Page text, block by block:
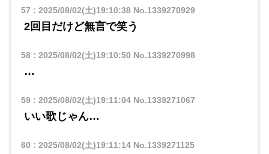
57 : 2025/08/02(土)19:10:38No.1339270929
2回目だけど無言で笑う
58: 2025/08/02(土)19:10:50 No.1339270998
…
59: 2025/08/02(土)19:11:04No.1339271067
いい歌じゃん…
60 : 2025/08/02(土)19:11:14No.1339271125